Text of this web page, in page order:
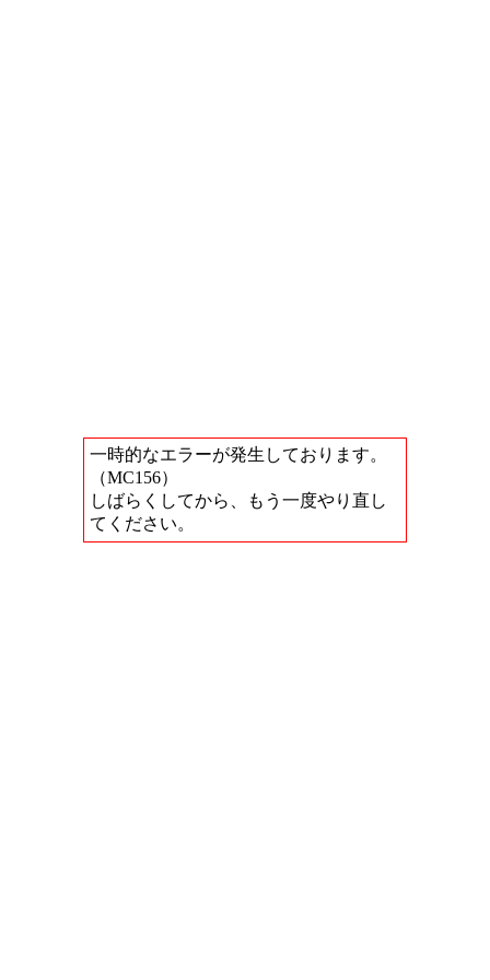
一時的なエラーが発生しております。
（MC156）
しばらくしてから、もう一度やり直し
てください。